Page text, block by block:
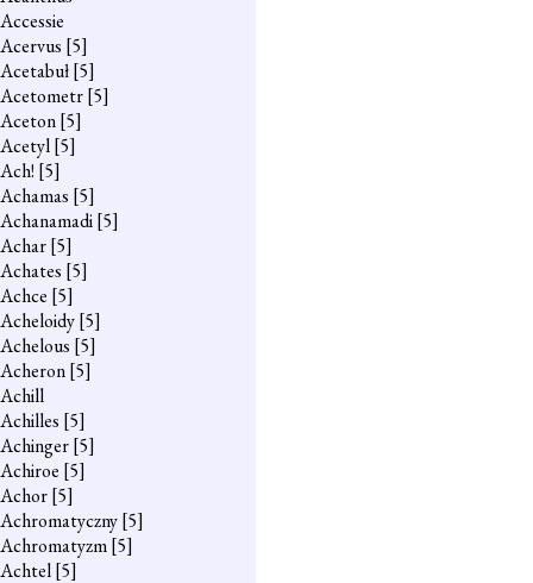
Accessie
Acervus [5]
Acetabuł[5]
Acetometr[5]
Aceton[5]
Acetyl[5]
Ach! [5]
Achamas [5]
Achanamadi[5]
Achar[5]
Achates [5]
Achce [5]
Acheloidy[5]
Achelous [5]
Acheron[5]
Achill
Achilles [5]
Achinger[5]
Achiroe [5]
Achor[5]
Achromatyczny[5]
Achromatyzm[5]
Achtel[5]